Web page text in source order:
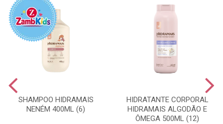
SHAMPOO HIDRAMAIS
NENÉM 400ML (6)
HIDRATANTE CORPORAL
HIDRAMAIS ALGODÃO E
ÔMEGA 500ML (12)